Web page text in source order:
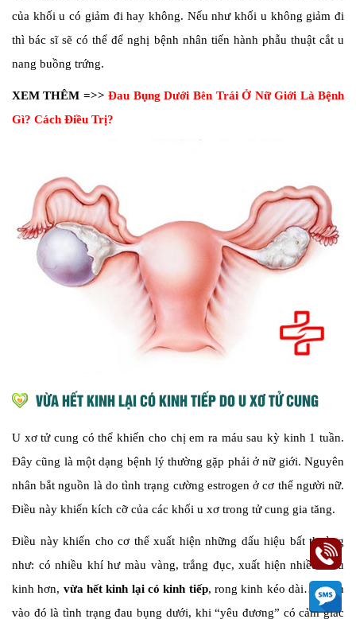
của khối u có giảm đi hay không. Nếu như khối u không giảm đi
thì bác sĩ sẽ có thể để nghị bệnh nhân tiến hành phẫu thuật cắt u
nang buồng trứng.
XEM THÊM =>>Đau Bụng Dưới Bên Trái Ở Nữ Giới Là Bệnh
Gì? Cách Điều Trị?
VỪA HẾT KINH LẠI CÓ KINH TIẾP DO U XƠ TỬ CUNG
U xơ tử cung có thể khiến cho chị em ra máu sau kỳ kinh 1 tuần.
Đây cũng là một dạng bệnh lý thường gặp phải ở nữ giới. Nguyên
nhân bắt nguồn là do tình trạng cường estrogen ở cơ thể người nữ.
Điều này khiến kích cỡ của các khối u xơ trong tử cung gia tăng.
Điều này khiến cho cơ thể xuất hiện những dấu hiệu bất thường
như: có nhiều khí hư màu vàng, trắng đục, xuất hiện nhiều máu
kinh hơn, vừa hết kinh lại có kinh tiếp, rong kinh kéo dài…Thêm
vào đó là tình trạng đau bụng dưới, khi “yêu đương” có cảm giác